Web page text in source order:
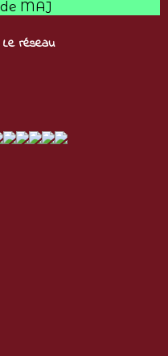
MAJ
Le réseau